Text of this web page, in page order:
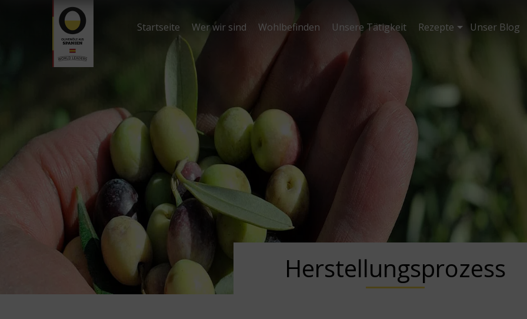
Startseite Wer wir sind Wohlbefinden Unsere Tätigkeit Rezepte Unser Blog
Herstellungsprozess